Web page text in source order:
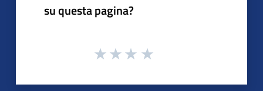
su questa pagina?